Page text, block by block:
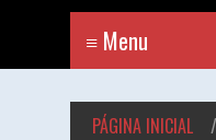
PÁGINA INICIAL /